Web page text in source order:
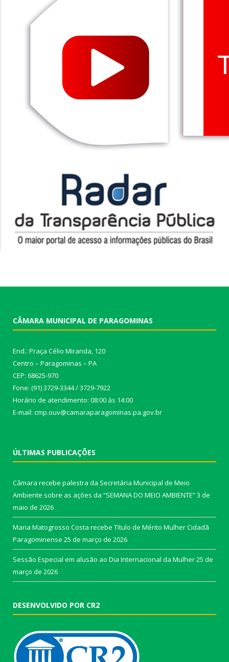
CÂMARA MUNICIPAL DE PARAGOMINAS
End.: Praça Célio Miranda, 120
Centro – Paragominas – PA
CEP: 68625-970
Fone: (91) 3729-3344 / 3729-7922
Horário de atendimento: 08:00 às 14:00
E-mail: cmp.ouv@camaraparagominas.pa.gov.br
ÚLTIMAS PUBLICAÇÕES
Câmara recebe palestra da Secretária Municipal de Meio
Ambiente sobre as ações da “SEMANA DO MEIO AMBIENTE”3 de
maio de 2026
Maria Matogrosso Costa recebe Título de Mérito Mulher Cidadã
Paragominense 25 de março de 2026
Sessão Especial em alusão ao Dia Internacional da Mulher25 de
março de 2026
DESENVOLVIDO POR CR2